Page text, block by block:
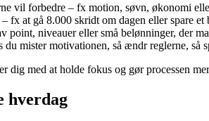
vil forbedre – fx motion, søvn, økonomi
– fx at gå 8.000 skridt om dagen eller spare et
point, niveauer eller små belønninger, der
du mister motivationen, så ændr reglerne, så
dig med at holde fokus og gør processen
hverdag